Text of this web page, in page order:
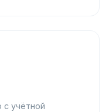
учётной